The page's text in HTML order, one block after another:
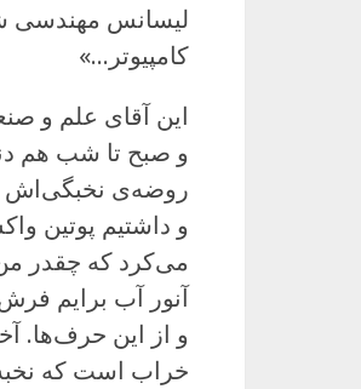
لیسانس مهندسی
کامپیوتر…»
این آقای علم و
و صبح تا شب هم
روضه‌ی نخبگی‌اش
و داشتیم پوتین
می‌کرد که چقدر
آنور آب برایم
و از این حرف‌ها.
خراب است که